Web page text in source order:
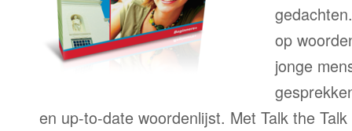
op
jonge
en up-to-date woordenlijst. Met Talk the